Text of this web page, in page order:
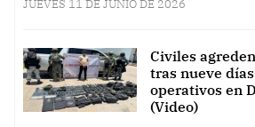
JUEVES 11 DE JUNIO DE 2026
Civiles
tras nueve
operativos en
(Video)